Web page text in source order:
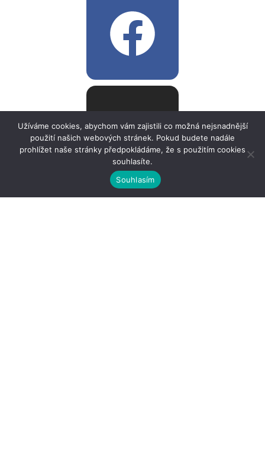
Užíváme cookies, abychom vám zajistili co možná nejsnadnější
použití našich webových stránek. Pokud budete nadále
prohlížet naše stránky předpokládáme, že s použitím cookies
souhlasíte.
Souhlasím